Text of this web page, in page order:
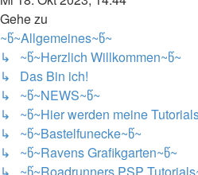
Gehe zu
~წ~Allgemeines~წ~
↳ ~წ~Herzlich Willkommen~წ~
↳ Das Bin ich!
↳ ~წ~NEWS~წ~
↳ ~წ~Hier werden meine
↳ ~წ~Bastelfunecke~წ~
↳ ~წ~Ravens Grafikgarten~წ~